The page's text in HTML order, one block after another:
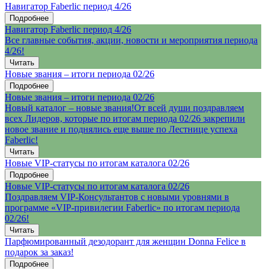
Навигатор Faberlic период 4/26
Подробнее
Навигатор Faberlic период 4/26
Все главные события, акции, новости и мероприятия периода
4/26!
Читать
Новые звания – итоги периода 02/26
Подробнее
Новые звания – итоги периода 02/26
Новый каталог – новые звания!От всей души поздравляем
всех Лидеров, которые по итогам периода 02/26 закрепили
новое звание и поднялись еще выше по Лестнице успеха
Faberlic!
Читать
Новые VIP-статусы по итогам каталога 02/26
Подробнее
Новые VIP-статусы по итогам каталога 02/26
Поздравляем VIP-Консультантов с новыми уровнями в
программе «VIP-привилегии Faberlic» по итогам периода
02/26!
Читать
Парфюмированный дезодорант для женщин Donna Felice в
подарок за заказ!
Подробнее